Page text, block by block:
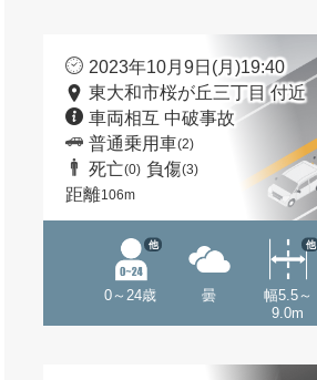
2023年10月9日(月)19:40
東大和市桜が丘三丁目 付近
車両相互 中破事故
普通乗用車(2)
死亡(0) 負傷(3)
距離106m
0～24歳
他
曇
幅5.5～
9.0m
他